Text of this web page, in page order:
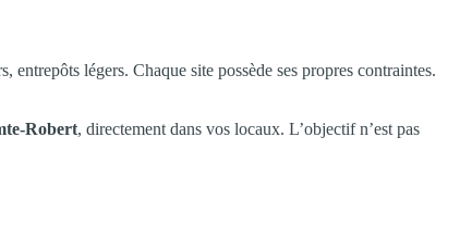
légers. Chaque site possède ses propres contraintes.
Robert, directement dans vos locaux. L’objectif n’est pas